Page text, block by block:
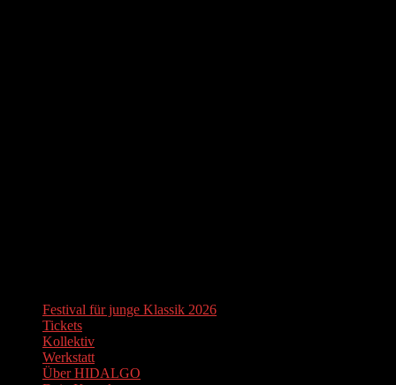
Festival für junge Klassik 2026
Tickets
Kollektiv
Werkstatt
Über HIDALGO